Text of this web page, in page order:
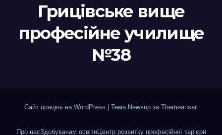
Грицівське вище
професійне училище
№38
Сайт працює на WordPress | Тема:Newsup за Themeansar.
Про насЗдобувачам освітиЦентр розвитку професійної кар’єри